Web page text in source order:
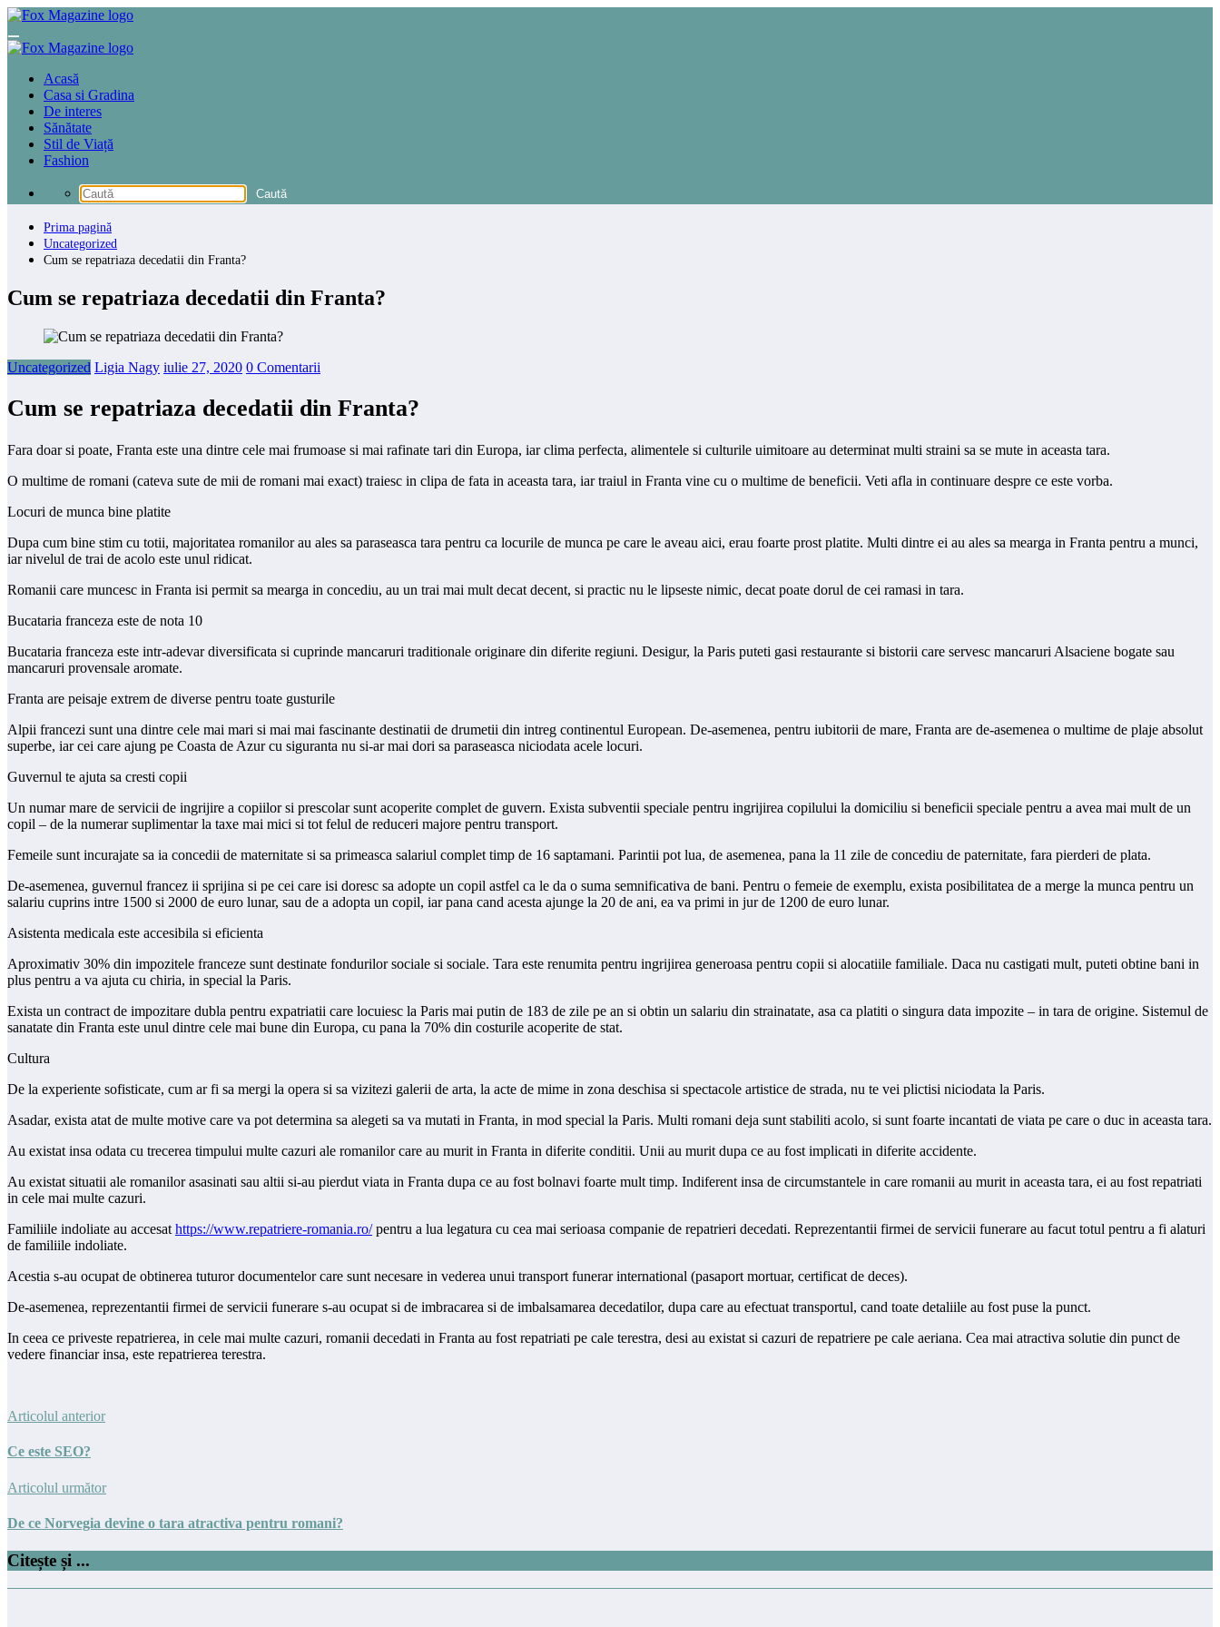
Sari
conținut
Acasă
Casa si Gradina
De interes
Sănătate
Stil de Viață
Fashion
Prima pagină
Uncategorized
Cum se repatriaza decedatii din Franta?
Cum se repatriaza decedatii din Franta?
Uncategorized Ligia Nagy iulie 27, 2020 0 Comentarii
Cum se repatriaza decedatii din Franta?
Fara doar si poate, Franta este una dintre cele mai frumoase si mai rafinate tari din Europa, iar clima perfecta, alimentele si culturile uimitoare au determinat multi straini sa se mute in aceasta tara.
O multime de romani (cateva sute de mii de romani mai exact) traiesc in clipa de fata in aceasta tara, iar traiul in Franta vine cu o multime de beneficii. Veti afla in continuare despre ce este vorba.
Locuri de munca bine platite
Dupa cum bine stim cu totii, majoritatea romanilor au ales sa paraseasca tara pentru ca locurile de munca pe care le aveau aici, erau foarte prost platite. Multi dintre ei au ales sa mearga in Franta pentru a munci,
iar nivelul de trai de acolo este unul ridicat.
Romanii care muncesc in Franta isi permit sa mearga in concediu, au un trai mai mult decat decent, si practic nu le lipseste nimic, decat poate dorul de cei ramasi in tara.
Bucataria franceza este de nota 10
Bucataria franceza este intr-adevar diversificata si cuprinde mancaruri traditionale originare din diferite regiuni. Desigur, la Paris puteti gasi restaurante si bistorii care servesc mancaruri Alsaciene bogate sau
mancaruri provensale aromate.
Franta are peisaje extrem de diverse pentru toate gusturile
Alpii francezi sunt una dintre cele mai mari si mai mai fascinante destinatii de drumetii din intreg continentul European. De-asemenea, pentru iubitorii de mare, Franta are de-asemenea o multime de plaje absolut
superbe, iar cei care ajung pe Coasta de Azur cu siguranta nu si-ar mai dori sa paraseasca niciodata acele locuri.
Guvernul te ajuta sa cresti copii
Un numar mare de servicii de ingrijire a copiilor si prescolar sunt acoperite complet de guvern. Exista subventii speciale pentru ingrijirea copilului la domiciliu si beneficii speciale pentru a avea mai mult de un
copil – de la numerar suplimentar la taxe mai mici si tot felul de reduceri majore pentru transport.
Femeile sunt incurajate sa ia concedii de maternitate si sa primeasca salariul complet timp de 16 saptamani. Parintii pot lua, de asemenea, pana la 11 zile de concediu de paternitate, fara pierderi de plata.
De-asemenea, guvernul francez ii sprijina si pe cei care isi doresc sa adopte un copil astfel ca le da o suma semnificativa de bani. Pentru o femeie de exemplu, exista posibilitatea de a merge la munca pentru un
salariu cuprins intre 1500 si 2000 de euro lunar, sau de a adopta un copil, iar pana cand acesta ajunge la 20 de ani, ea va primi in jur de 1200 de euro lunar.
Asistenta medicala este accesibila si eficienta
Aproximativ 30% din impozitele franceze sunt destinate fondurilor sociale si sociale. Tara este renumita pentru ingrijirea generoasa pentru copii si alocatiile familiale. Daca nu castigati mult, puteti obtine bani in
plus pentru a va ajuta cu chiria, in special la Paris.
Exista un contract de impozitare dubla pentru expatriatii care locuiesc la Paris mai putin de 183 de zile pe an si obtin un salariu din strainatate, asa ca platiti o singura data impozite – in tara de origine. Sistemul de
sanatate din Franta este unul dintre cele mai bune din Europa, cu pana la 70% din costurile acoperite de stat.
Cultura
De la experiente sofisticate, cum ar fi sa mergi la opera si sa vizitezi galerii de arta, la acte de mime in zona deschisa si spectacole artistice de strada, nu te vei plictisi niciodata la Paris.
Asadar, exista atat de multe motive care va pot determina sa alegeti sa va mutati in Franta, in mod special la Paris. Multi romani deja sunt stabiliti acolo, si sunt foarte incantati de viata pe care o duc in aceasta tara.
Au existat insa odata cu trecerea timpului multe cazuri ale romanilor care au murit in Franta in diferite conditii. Unii au murit dupa ce au fost implicati in diferite accidente.
Au existat situatii ale romanilor asasinati sau altii si-au pierdut viata in Franta dupa ce au fost bolnavi foarte mult timp. Indiferent insa de circumstantele in care romanii au murit in aceasta tara, ei au fost repatriati
in cele mai multe cazuri.
Familiile indoliate au accesat https://www.repatriere-romania.ro/pentru a lua legatura cu cea mai serioasa companie de repatrieri decedati. Reprezentantii firmei de servicii funerare au facut totul pentru a fi alaturi
de familiile indoliate.
Acestia s-au ocupat de obtinerea tuturor documentelor care sunt necesare in vederea unui transport funerar international (pasaport mortuar, certificat de deces).
De-asemenea, reprezentantii firmei de servicii funerare s-au ocupat si de imbracarea si de imbalsamarea decedatilor, dupa care au efectuat transportul, cand toate detaliile au fost puse la punct.
In ceea ce priveste repatrierea, in cele mai multe cazuri, romanii decedati in Franta au fost repatriati pe cale terestra, desi au existat si cazuri de repatriere pe cale aeriana. Cea mai atractiva solutie din punct de
vedere financiar insa, este repatrierea terestra.
Articolul anterior
Ce este SEO?
Articolul următor
De ce Norvegia devine o tara atractiva pentru romani?
Citește și ...